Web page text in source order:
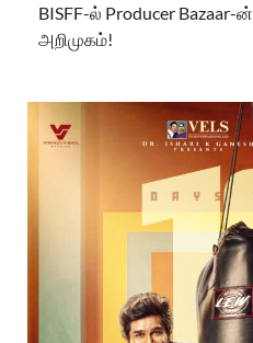
BISFF-ல் Producer Bazaar-ன்
அறிமுகம்!